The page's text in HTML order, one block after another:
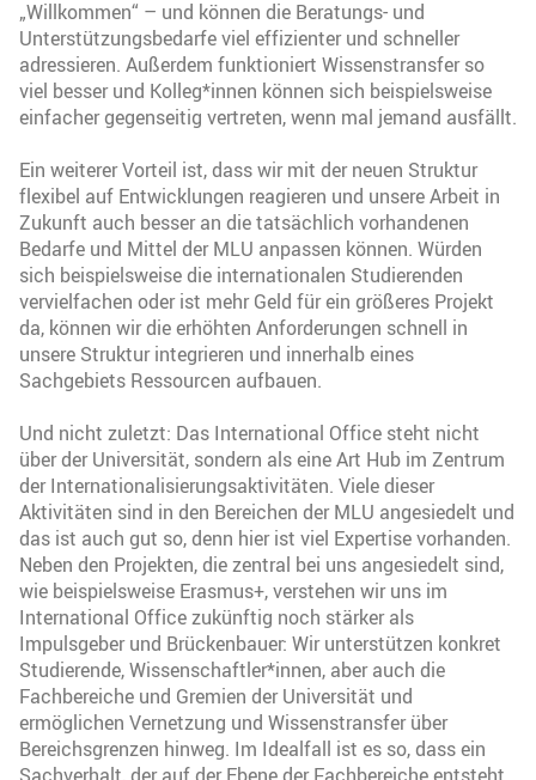
„Willkommen“ – und können die Beratungs- und
Unterstützungsbedarfe viel effizienter und schneller
adressieren. Außerdem funktioniert Wissenstransfer so
viel besser und Kolleg*innen können sich beispielsweise
einfacher gegenseitig vertreten, wenn mal jemand ausfällt.
Ein weiterer Vorteil ist, dass wir mit der neuen Struktur
flexibel auf Entwicklungen reagieren und unsere Arbeit in
Zukunft auch besser an die tatsächlich vorhandenen
Bedarfe und Mittel der MLU anpassen können. Würden
sich beispielsweise die internationalen Studierenden
vervielfachen oder ist mehr Geld für ein größeres Projekt
da, können wir die erhöhten Anforderungen schnell in
unsere Struktur integrieren und innerhalb eines
Sachgebiets Ressourcen aufbauen.
Und nicht zuletzt: Das International Office steht nicht
über der Universität, sondern als eine Art Hub im Zentrum
der Internationalisierungsaktivitäten. Viele dieser
Aktivitäten sind in den Bereichen der MLU angesiedelt und
das ist auch gut so, denn hier ist viel Expertise vorhanden.
Neben den Projekten, die zentral bei uns angesiedelt sind,
wie beispielsweise Erasmus+, verstehen wir uns im
International Office zukünftig noch stärker als
Impulsgeber und Brückenbauer: Wir unterstützen konkret
Studierende, Wissenschaftler*innen, aber auch die
Fachbereiche und Gremien der Universität und
ermöglichen Vernetzung und Wissenstransfer über
Bereichsgrenzen hinweg. Im Idealfall ist es so, dass ein